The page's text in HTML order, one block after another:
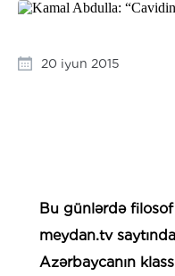
20 iyun 2015
Bu günlərdə
meydan.tv
Azərbaycanın